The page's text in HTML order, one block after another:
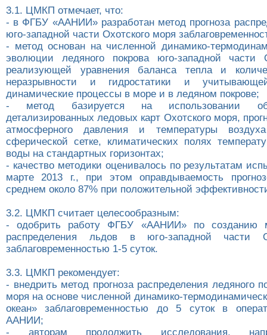
3.1. ЦМКП отмечает, что:
- в ФГБУ «ААНИИ» разработан метод прогноза
юго-западной части Охотского моря
- метод основан на численной динамико-
эволюции ледяного покрова юго-западной части
реализующей уравнения баланса тепла и
неразрывности и гидростатики и
динамические процессы в море и в ледяном покрове;
- метод базируется на использовании
детализированных ледовых карт Охотского моря,
атмосферного давления и температуры
сферической сетке, климатических полях
воды на стандартных горизонтах;
- качество методики оценивалось по результатам
марте 2013 г., при этом оправдываемость
среднем около 87% при положительной
3.2. ЦМКП считает целесообразным:
- одобрить работу ФГБУ «ААНИИ» по созданию
распределения льдов в юго-западной части
заблаговременностью 1-5 суток.
3.3. ЦМКП рекомендует:
- внедрить метод прогноза распределения ледяного
моря на основе численной динамико-
океан» заблаговременностью до 5 суток в
ААНИИ;
- авторам продолжить исследования,